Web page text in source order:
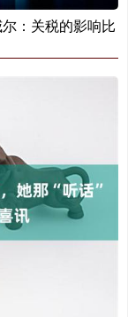
：关税的影响比